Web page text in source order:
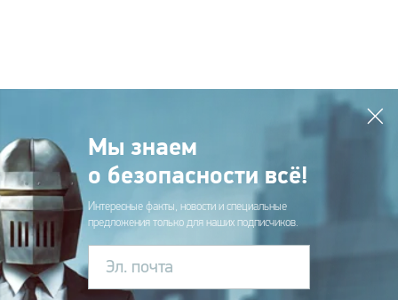
Мы знаем
о безопасности всё!
Интересные факты, новости и специальные
предложения только для наших подписчиков.
Эл. почта